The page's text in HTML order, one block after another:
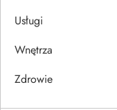
Usługi
Wnętrza
Zdrowie